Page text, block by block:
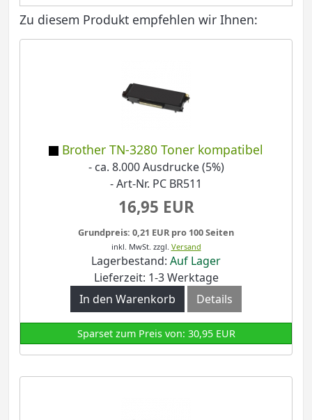
Zu diesem Produkt empfehlen wir Ihnen:
Brother TN-3280 Toner kompatibel
- ca. 8.000 Ausdrucke (5%)
- Art-Nr. PC BR511
16,95 EUR
Grundpreis: 0,21 EUR pro 100 Seiten
inkl. MwSt. zzgl. Versand
Lagerbestand: Auf Lager
Lieferzeit: 1-3 Werktage
In den Warenkorb
Details
Sparset zum Preis von: 30,95 EUR